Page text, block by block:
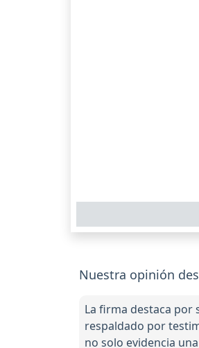
Nuestra opinión
La firma destaca por
respaldado por
no solo evidencia